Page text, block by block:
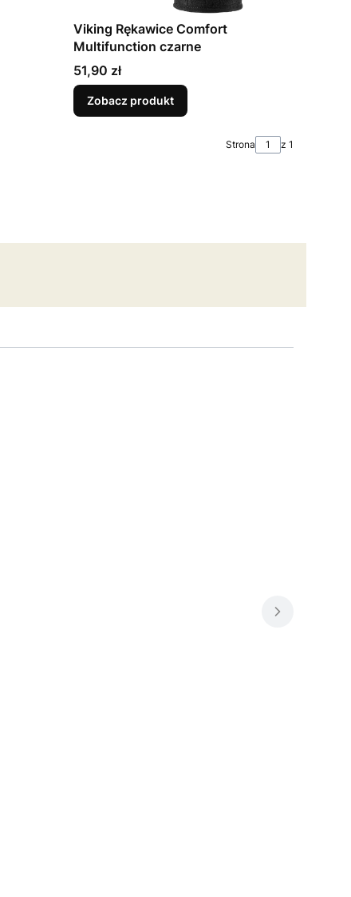
Viking Rękawice Comfort
Multifunction czarne
Cena
51,90 zł
Zobacz produkt
Strona z 1